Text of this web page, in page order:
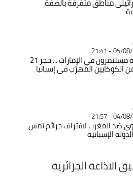
مناطق متفرقة بالضفة
05/08/
دعّمه مستثمرون في الإمارات ... حجز 21
الكوكايين المهرّب في إسبانيا
04/08/
ضد المغرب لاقتراف جرائم تمس
الإسبانية
الجزائرية